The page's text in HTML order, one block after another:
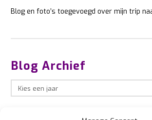
Blog en foto’s toegevoegd over mijn trip
Blog Archief